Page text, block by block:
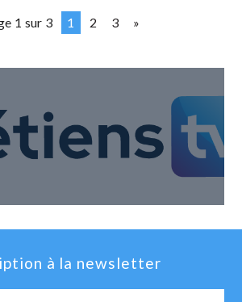
1 sur 3 1 2 3 »
à la newsletter